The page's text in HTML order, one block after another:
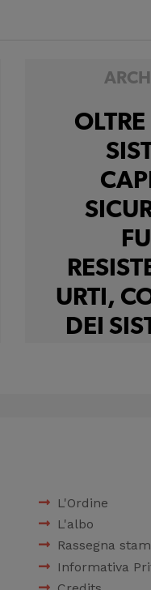
URTI,
DEI
L'Ordine
L'albo
Rassegna
Informativa